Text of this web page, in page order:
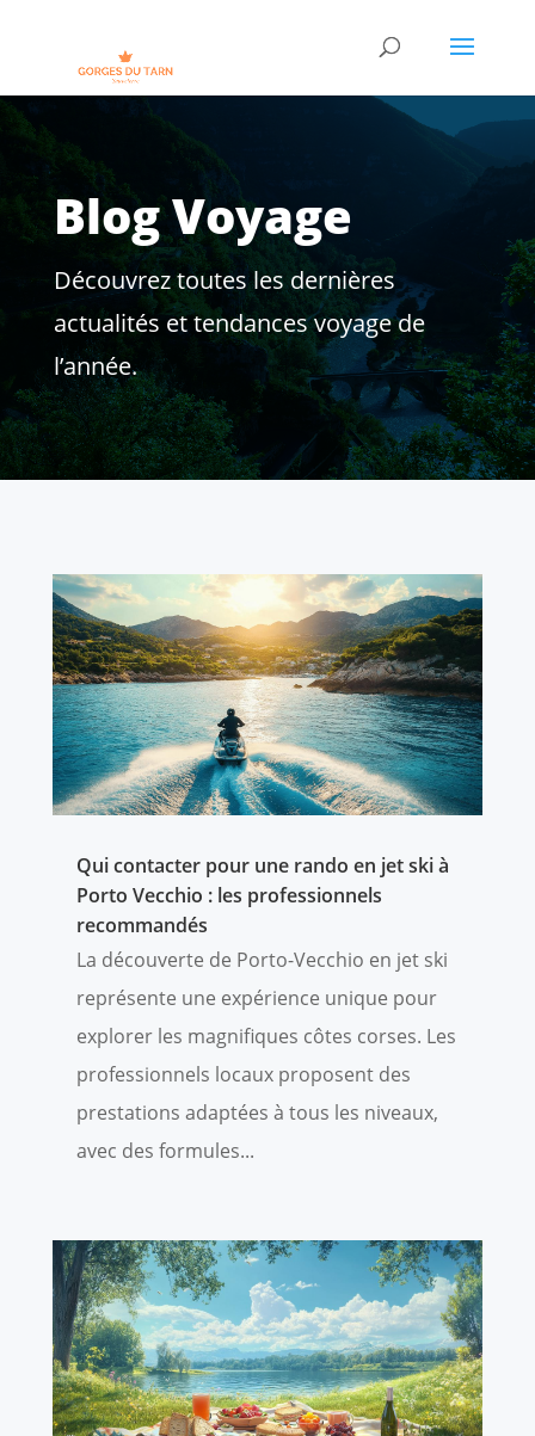
Blog Voyage
Découvrez toutes les dernières
actualités et tendances voyage de
l’année.
Qui contacter pour une rando en jet ski à
Porto Vecchio : les professionnels
recommandés
La découverte de Porto-Vecchio en jet ski
représente une expérience unique pour
explorer les magnifiques côtes corses. Les
professionnels locaux proposent des
prestations adaptées à tous les niveaux,
avec des formules...